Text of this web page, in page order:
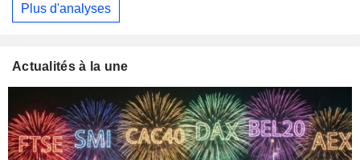
Plus d'analyses
Actualités à la une